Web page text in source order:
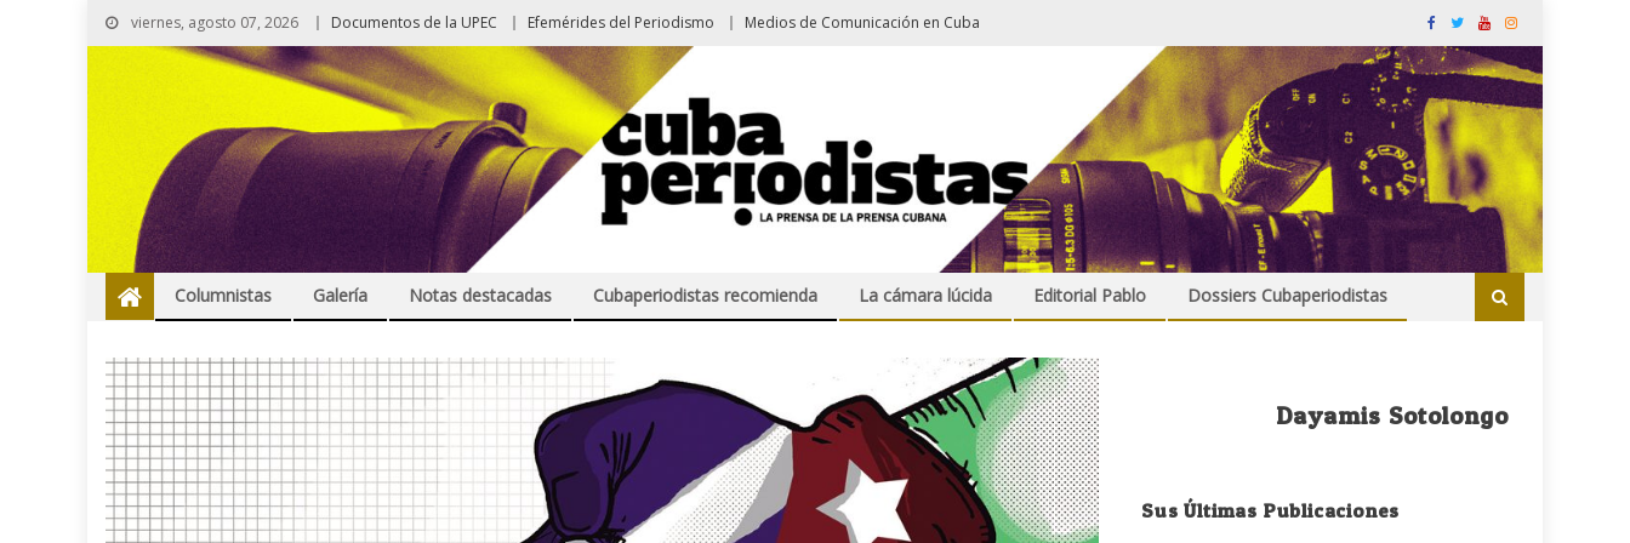
viernes, agosto 07, 2026 Documentos de la UPEC Efemérides del Periodismo Medios de Comunicación en Cuba
Columnistas Galería Notas destacadas Cubaperiodistas recomienda La cámara lúcida Editorial Pablo Dossiers Cubaperiodistas
Dayamis Sotolongo
Sus Últimas Publicaciones